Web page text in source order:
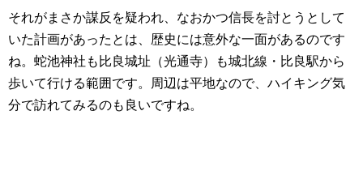
それがまさか謀反を疑われ、なおかつ信長を討とうとして
いた計画があったとは、歴史には意外な一面があるのです
ね。蛇池神社も比良城址（光通寺）も城北線・比良駅から
歩いて行ける範囲です。周辺は平地なので、ハイキング気
分で訪れてみるのも良いですね。